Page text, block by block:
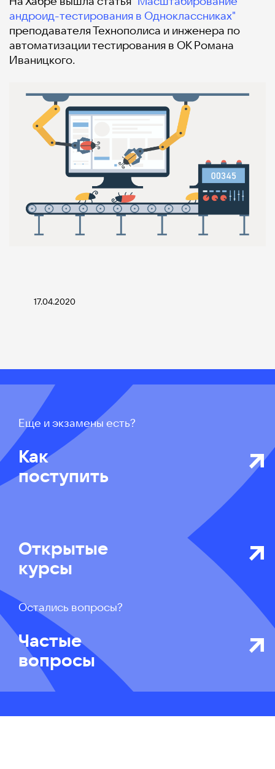
андроид-тестирования в Одноклассниках"
преподавателя Технополиса и инженера по
автоматизации тестирования в ОК Романа
Иваницкого.
17.04.2020
Еще и экзамены есть?
Как
поступить
Открытые
курсы
Остались вопросы?
Частые
вопросы